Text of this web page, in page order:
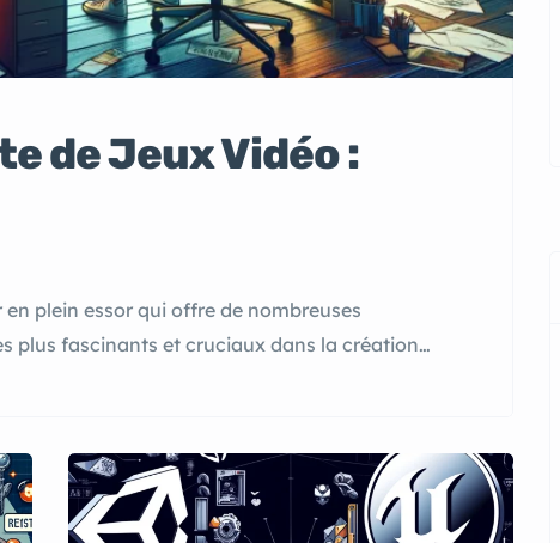
de Jeux Vidéo :
plein essor qui offre de nombreuses
plus fascinants et cruciaux dans la création